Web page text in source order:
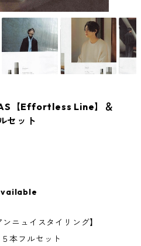
【Effortless Line】＆
セット
ンニュイスタイリング】
本フルセット